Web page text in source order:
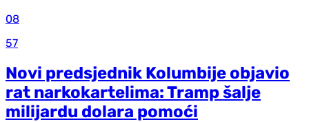
08
57
Novi predsjednik Kolumbije objavio
rat narkokartelima: Tramp šalje
milijardu dolara pomoći